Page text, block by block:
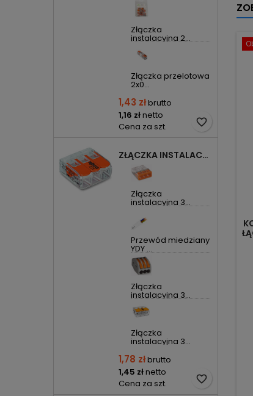
Złączka
instalacyjna 2...
Złączka przelotowa
2x0...
1,43 złbrutto
1,16 złnetto
Cena za szt.
favorite_border
ZŁĄCZKA INSTALACYJNA 3X UNIWERSALNA COMPACT 221-413 WAGO
Złączka
instalacyjna 3...
Przewód miedziany
YDY ...
Złączka
instalacyjna 3...
Złączka
instalacyjna 3...
1,78 złbrutto
1,45 złnetto
Cena za szt.
favorite_border